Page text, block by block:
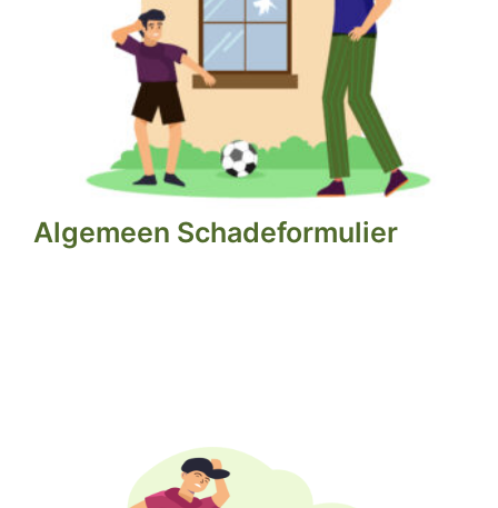
Algemeen Schadeformulier